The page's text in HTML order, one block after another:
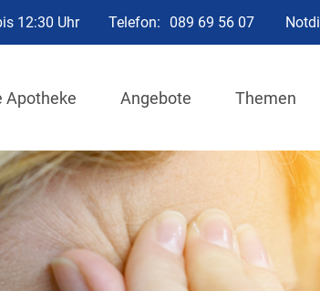
12:30 Uhr Telefon: 089 69 56 07
Apotheke Angebote Themen